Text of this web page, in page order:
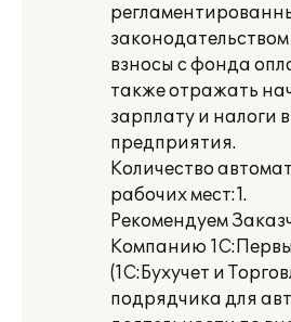
взносы с фонда
также отражать
зарплату и налоги
предприятия.
Количество
рабочих мест:1.
Рекомендуем
Компанию
(1С:Бухучет и
подрядчика для